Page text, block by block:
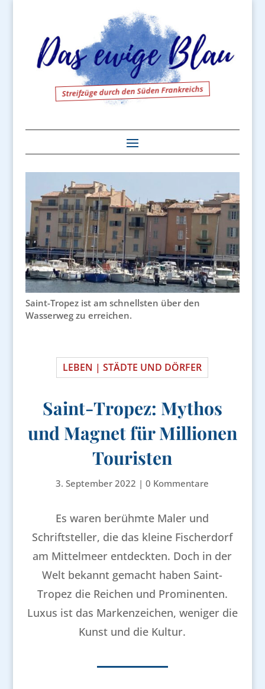
Streifzüge durch den Süden Frankreichs
Saint-Tropez ist am schnellsten über den
Wasserweg zu erreichen.
LEBEN | STÄDTE UND DÖRFER
Saint-Tropez: Mythos
und Magnet für Millionen
Touristen
3. September 2022 |0 Kommentare
Es waren berühmte Maler und
Schriftsteller, die das kleine Fischerdorf
am Mittelmeer entdeckten. Doch in der
Welt bekannt gemacht haben Saint-
Tropez die Reichen und Prominenten.
Luxus ist das Markenzeichen, weniger die
Kunst und die Kultur.